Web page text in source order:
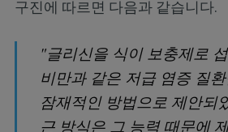
구진에 따르면 다음과 같습니다.
"글리신을 식이 보충제로
비만과 같은 저급 염증 질
잠재적인 방법으로 제안되
근 방식은 그 능력 때문에